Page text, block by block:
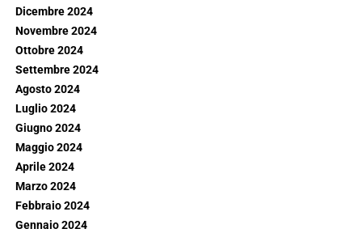
Dicembre 2024
Novembre 2024
Ottobre 2024
Settembre 2024
Agosto 2024
Luglio 2024
Giugno 2024
Maggio 2024
Aprile 2024
Marzo 2024
Febbraio 2024
Gennaio 2024